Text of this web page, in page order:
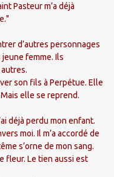
Pasteur m’a déjà
d’autres personnages
femme. Ils
son fils à Perpétue. Elle
elle se reprend.
déjà perdu mon enfant.
moi. Il m’a accordé de
s’orne de mon sang.
fleur. Le tien aussi est